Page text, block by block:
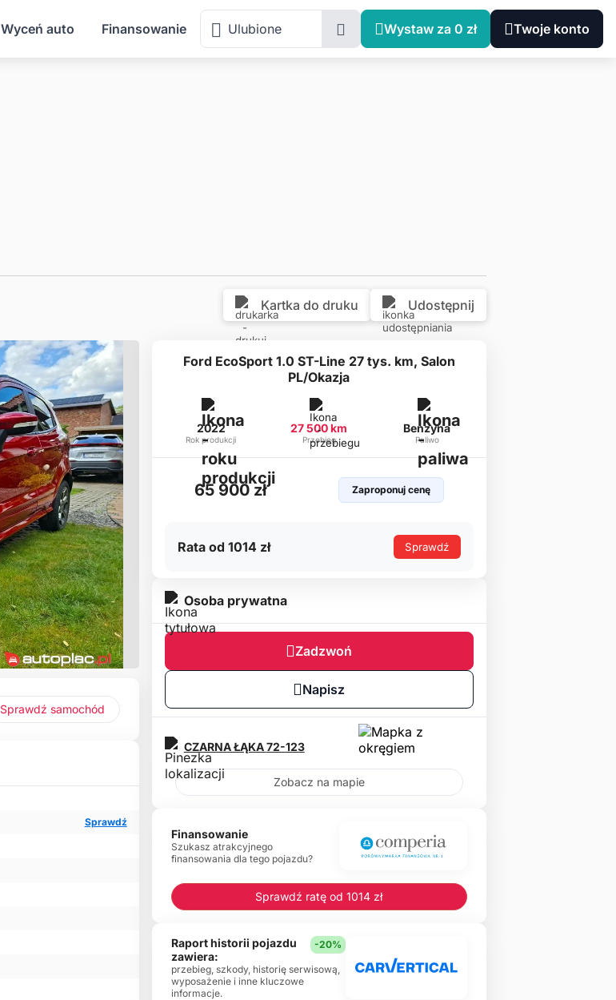
Wyceń auto Finansowanie Ulubione Wystaw za 0 zł Twoje konto
Zachodniopomorskie, CZARNA ŁĄKA
Kartka do druku Udostępnij
Sprawdź samochód
Sprawdź
Ford EcoSport 1.0 ST-Line 27 tys. km, Salon
PL/Okazja
2022
Rok produkcji
27 500 km
Przebieg
Benzyna
Paliwo
65 900 zł Zaproponuj cenę
Rata od 1014 zł Sprawdź
Osoba prywatna
Zadzwoń
Napisz
CZARNA ŁĄKA72-123
Zobacz na mapie
Finansowanie
Szukasz atrakcyjnego
finansowania dla tego pojazdu?
Sprawdź ratę od 1014 zł
Raport historii pojazdu
zawiera:
-20%
przebieg, szkody, historię serwisową,
wyposażenie i inne kluczowe
informacje.